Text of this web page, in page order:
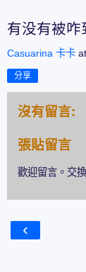
有没有被咋
Casuarina 卡卡 at
分享
沒有留言:
張貼留言
歡迎留言。交
‹